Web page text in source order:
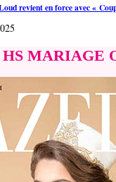
revient en force avec «
MARIAGE